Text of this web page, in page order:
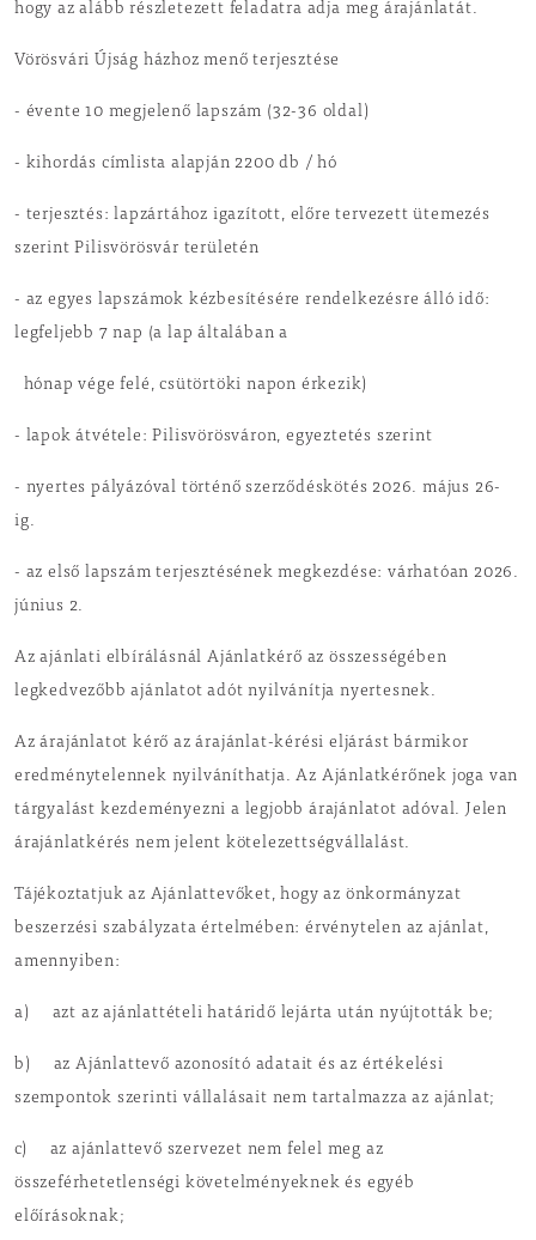
hogy az alább részletezett feladatra adja meg árajánlatát.
Vörösvári Újság házhoz menő terjesztése
- évente 10 megjelenő lapszám (32-36 oldal)
- kihordás címlista alapján 2200 db / hó
- terjesztés: lapzártához igazított, előre tervezett ütemezés
szerint Pilisvörösvár területén
- az egyes lapszámok kézbesítésére rendelkezésre álló idő:
legfeljebb 7 nap (a lap általában a
hónap vége felé, csütörtöki napon érkezik)
- lapok átvétele: Pilisvörösváron, egyeztetés szerint
- nyertes pályázóval történő szerződéskötés 2026. május 26-
ig.
- az első lapszám terjesztésének megkezdése: várhatóan 2026.
június 2.
Az ajánlati elbírálásnál Ajánlatkérő az összességében
legkedvezőbb ajánlatot adót nyilvánítja nyertesnek.
Az árajánlatot kérő az árajánlat-kérési eljárást bármikor
eredménytelennek nyilváníthatja. Az Ajánlatkérőnek joga van
tárgyalást kezdeményezni a legjobb árajánlatot adóval. Jelen
árajánlatkérés nem jelent kötelezettségvállalást.
Tájékoztatjuk az Ajánlattevőket, hogy az önkormányzat
beszerzési szabályzata értelmében: érvénytelen az ajánlat,
amennyiben:
a) azt az ajánlattételi határidő lejárta után nyújtották be;
b) az Ajánlattevő azonosító adatait és az értékelési
szempontok szerinti vállalásait nem tartalmazza az ajánlat;
c) az ajánlattevő szervezet nem felel meg az
összeférhetetlenségi követelményeknek és egyéb
előírásoknak;